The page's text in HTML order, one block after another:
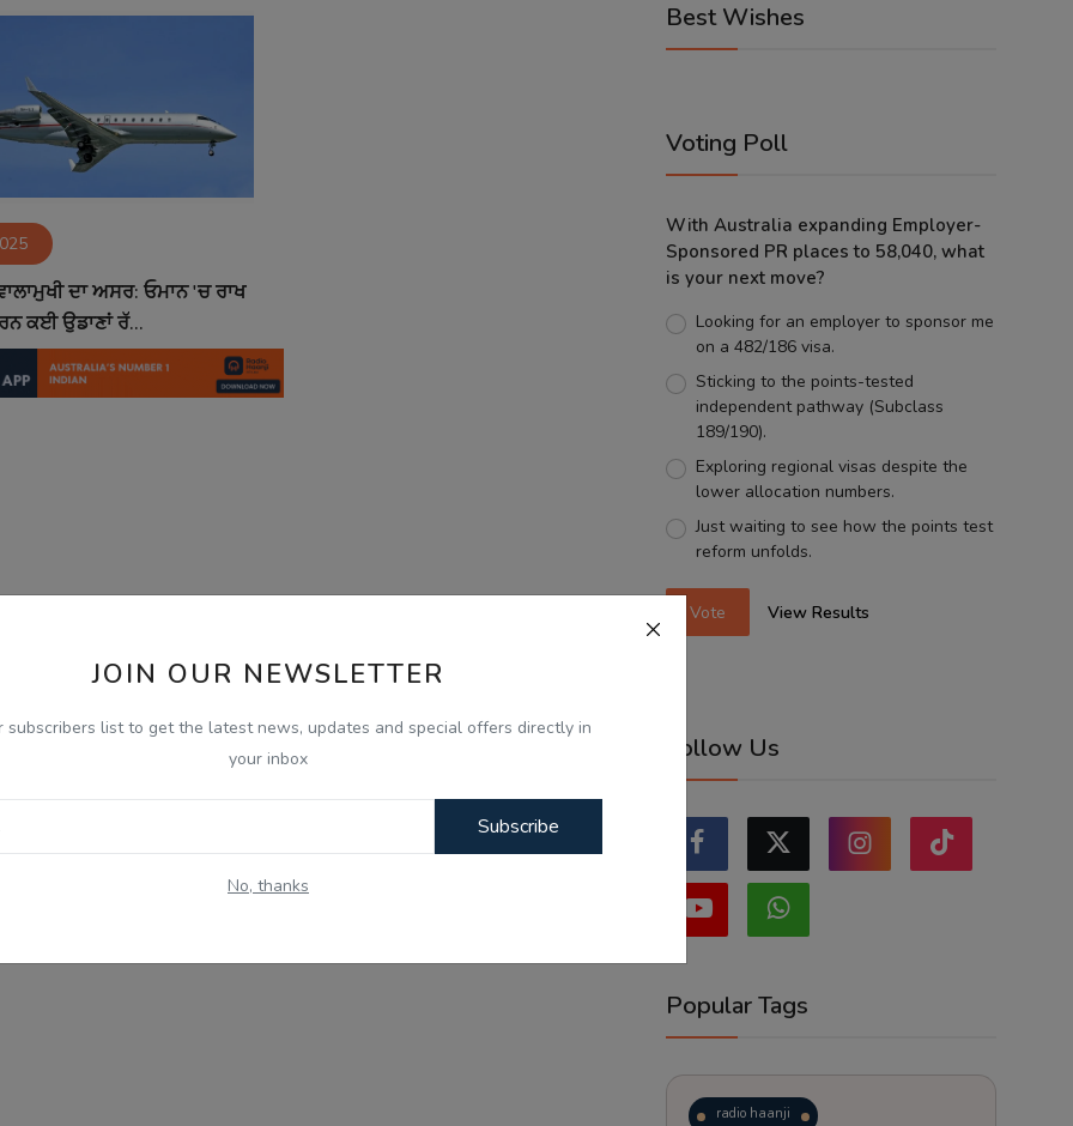
JOIN OUR NEWSLETTER
subscribers list to get the latest news, updates and special offers directly in
your inbox
Subscribe
No, thanks
ਦਾ ਅਸਰ: ਓਮਾਨ 'ਚ ਰਾਖ
ਕਈ ਉਡਾਣਾਂ ਰੱ...
Best Wishes
Voting Poll
With Australia expanding Employer-
Sponsored PR places to 58,040, what
is your next move?
Looking for an employer to sponsor me
on a 482/186 visa.
Sticking to the points-tested
independent pathway (Subclass
189/190).
Exploring regional visas despite the
lower allocation numbers.
Just waiting to see how the points test
reform unfolds.
Vote View Results
Follow Us
Popular Tags
radio haanji